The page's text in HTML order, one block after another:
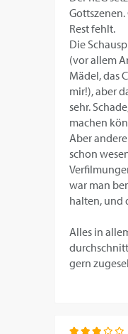
Rest fehlt.
Die
(vor allem
Mädel, das
mir!), aber
sehr.
machen
Aber
schon
war man
halten, und
Alles in
gern